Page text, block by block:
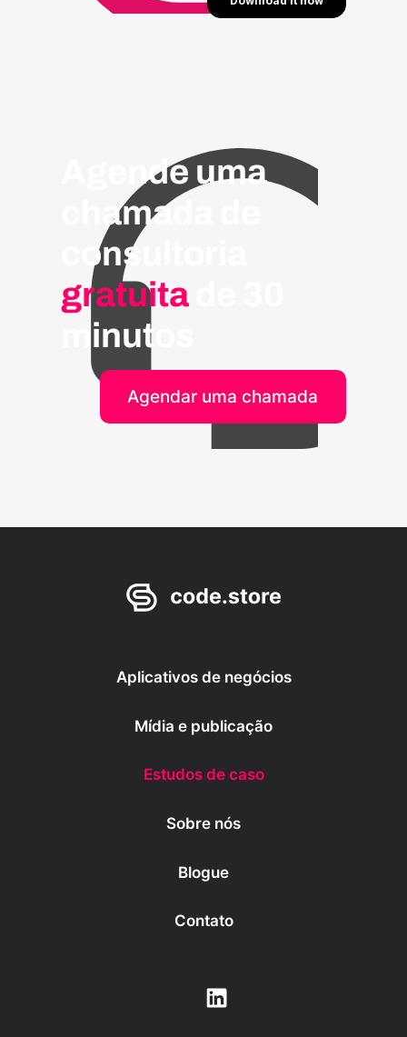
Agende uma
chamada de
consultoria
gratuitade 30
minutos
Agendar uma chamada
Aplicativos de negócios
Mídia e publicação
Estudos de caso
Sobre nós
Blogue
Contato